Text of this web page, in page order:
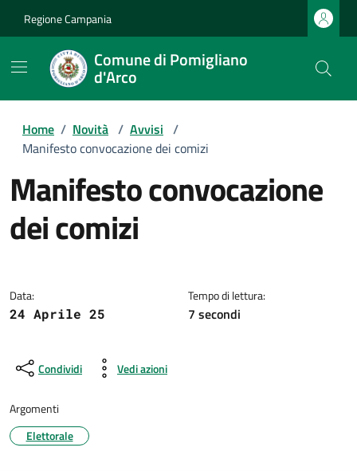
Regione Campania
Comune di Pomigliano
d'Arco
Home / Novità / Avvisi /
Manifesto convocazione dei comizi
manifesto convocazione
dei comizi
Data:
24 Aprile 25
Tempo di lettura:
7 secondi
Condividi Vedi azioni
Argomenti
Elettorale